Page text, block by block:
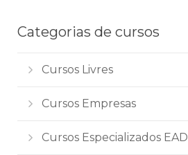
Categorias de cursos
Cursos Livres
Cursos Empresas
Cursos Especializados EAD